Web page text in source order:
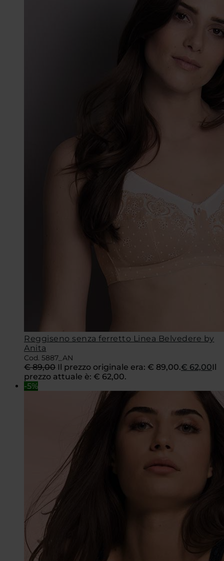
Reggiseno senza ferretto Linea Belvedere by
Anita
Cod. 5887_AN
€89,00 Il prezzo originale era: € 89,00.€ 62,00Il
prezzo attuale è: € 62,00.
-5%